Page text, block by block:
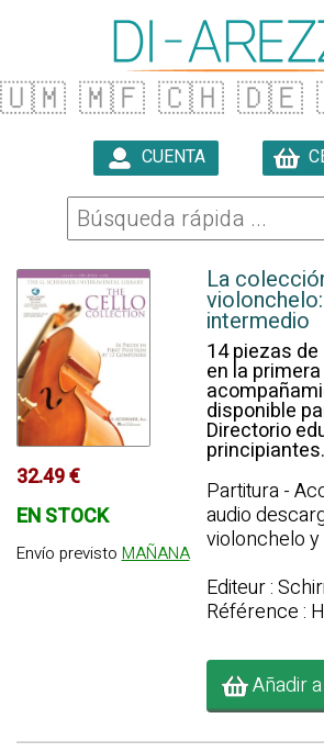
🇺🇲 🇲🇫 🇨🇭 🇩🇪
CUENTA
32.49 €
EN STOCK
Envío previsto MAÑANA
La
intermedio
14 piezas
en la
disponible
Directorio
principiantes.
Partitura -
audio
violonchelo y
Editeur :
Référence :
Añadir